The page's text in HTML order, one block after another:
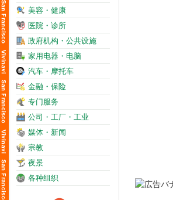
美容・健康
医院・诊所
政府机构・公共设施
家用电器・电脑
汽车・摩托车
金融・保险
专门服务
公司・工厂・工业
媒体・新闻
宗教
夜景
各种组织